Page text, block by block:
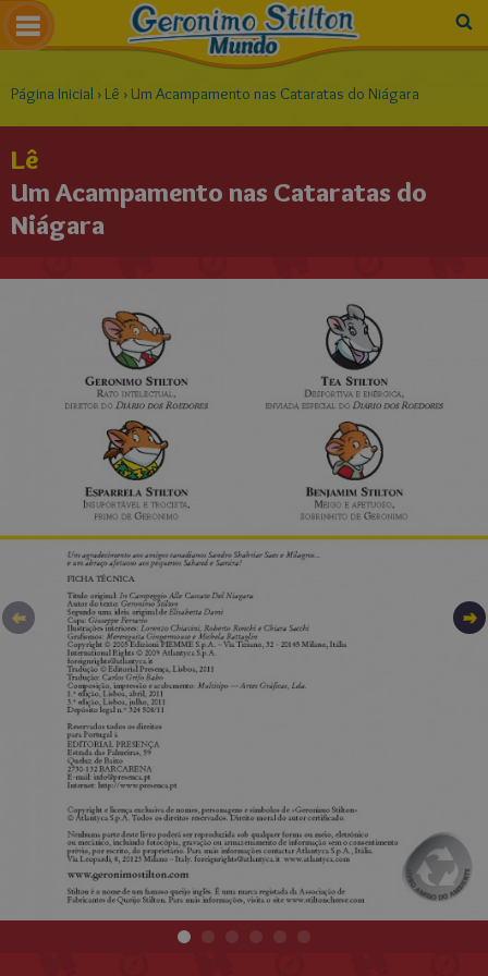
Página Inicial › Lê ›Um Acampamento nas Cataratas do Niágara
Lê
Um Acampamento nas Cataratas do
Niágara